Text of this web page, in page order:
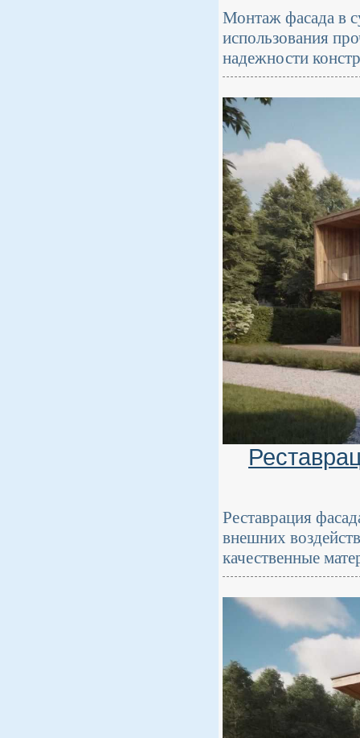
Монтаж фасада в
использования
надежности
Реставрация
внешних
качественные